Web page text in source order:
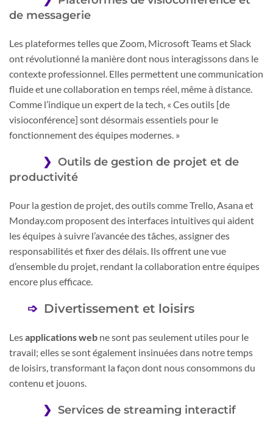
de messagerie
Les plateformes telles que Zoom, Microsoft Teams et Slack
ont révolutionné la manière dont nous interagissons dans le
contexte professionnel. Elles permettent une communication
fluide et une collaboration en temps réel, même à distance.
Comme l’indique un expert de la tech, « Ces outils [de
visioconférence] sont désormais essentiels pour le
fonctionnement des équipes modernes. »
Outils de gestion de projet et de
productivité
Pour la gestion de projet, des outils comme Trello, Asana et
Monday.com proposent des interfaces intuitives qui aident
les équipes à suivre l’avancée des tâches, assigner des
responsabilités et fixer des délais. Ils offrent une vue
d’ensemble du projet, rendant la collaboration entre équipes
encore plus efficace.
Divertissement et loisirs
Lesapplications web ne sont pas seulement utiles pour le
travail; elles se sont également insinuées dans notre temps
de loisirs, transformant la façon dont nous consommons du
contenu et jouons.
Services de streaming interactif